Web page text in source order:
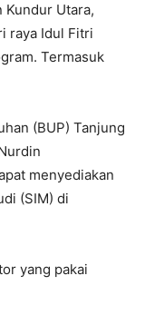
Kundur Utara,
raya Idul Fitri
Termasuk
(BUP) Tanjung
menyediakan
(SIM) di
yang pakai